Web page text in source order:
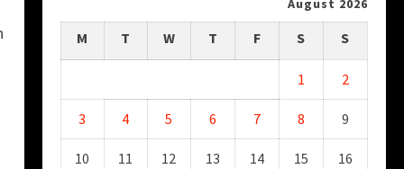
August 2026
M T W T F S S
1 2
3 4 5 6 7 8 9
10 11 12 13 14 15 16